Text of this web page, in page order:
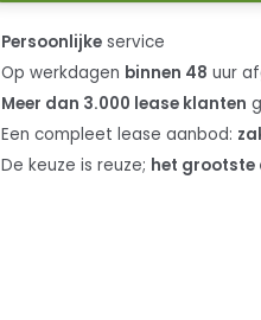
Persoonlijkeservice
Op werkdagen binnen 48 uur
Meer dan 3.000 lease klanten
Een compleet lease aanbod:
De keuze is reuze; het grootste